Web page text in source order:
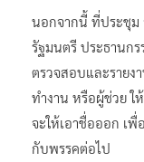
นอกจากนี้ ที่ประชุม
รัฐมนตรี ประธานก
ตรวจสอบและราย
ทำงาน หรือผู้ช่วย ใ
จะให้เอาชื่อออก เพื่
กับพรรคต่อไป